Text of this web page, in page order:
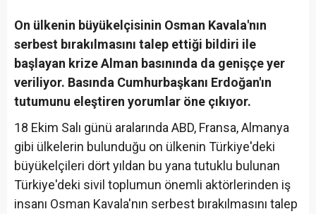
On ülkenin büyükelçisinin Osman Kavala'nın
serbest bırakılmasını talep ettiği bildiri ile
başlayan krize Alman basınında da genişçe yer
veriliyor. Basında Cumhurbaşkanı Erdoğan'ın
tutumunu eleştiren yorumlar öne çıkıyor.
18 Ekim Salı günü aralarında ABD, Fransa, Almanya
gibi ülkelerin bulunduğu on ülkenin Türkiye'deki
büyükelçileri dört yıldan bu yana tutuklu bulunan
Türkiye'deki sivil toplumun önemli aktörlerinden iş
insanı Osman Kavala'nın serbest bırakılmasını talep